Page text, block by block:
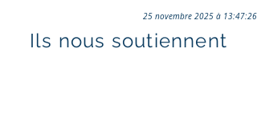
25 novembre 2025 à 13:47:26
Ils nous soutiennent